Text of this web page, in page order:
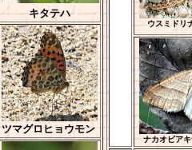
キタテハ
ツマグロヒョウモン
ウスミドリ
ナカオビア